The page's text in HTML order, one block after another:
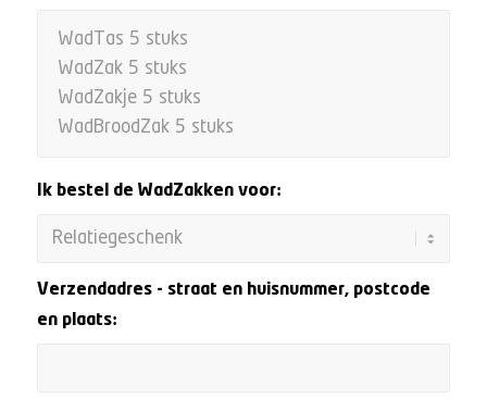
Ik bestel de WadZakken voor:
Verzendadres - straat en huisnummer, postcode
en plaats: